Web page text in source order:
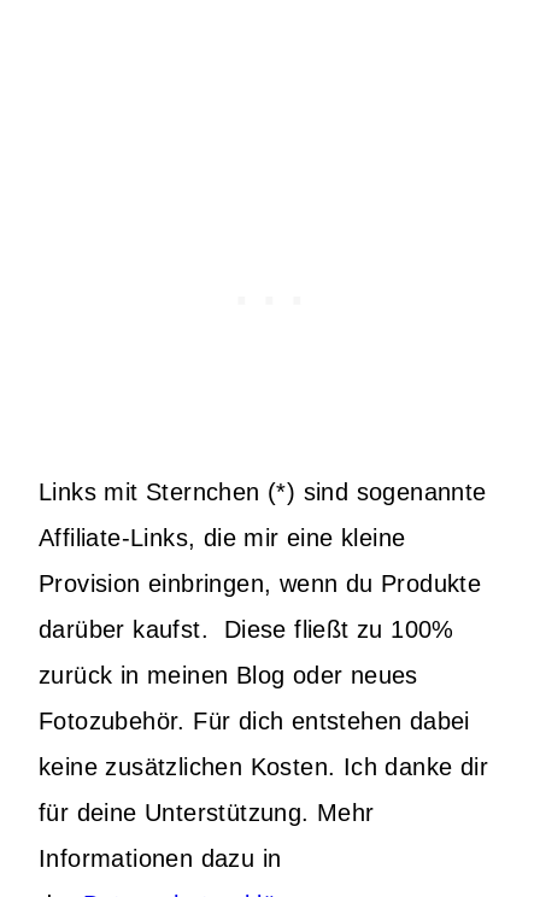
Links mit Sternchen (*) sind sogenannte
Affiliate-Links, die mir eine kleine
Provision einbringen, wenn du Produkte
darüber kaufst. Diese fließt zu 100%
zurück in meinen Blog oder neues
Fotozubehör. Für dich entstehen dabei
keine zusätzlichen Kosten. Ich danke dir
für deine Unterstützung. Mehr
Informationen dazu in